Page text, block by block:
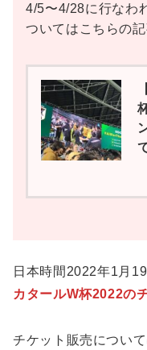
4/5〜4/28に行なわ
ついてはこちらの
日本時間2022年1月
カタールW杯2022の
チケット販売につい